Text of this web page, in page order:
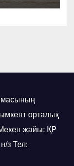
орталық
жайы: ҚР
з Тел: